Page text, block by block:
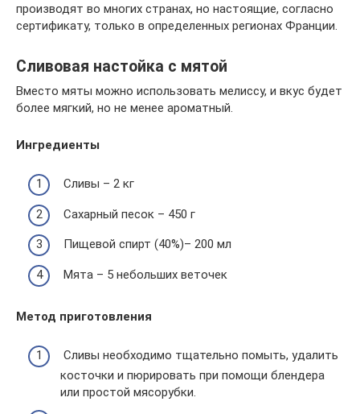
производят во многих странах, но настоящие, согласно
сертификату, только в определенных регионах Франции.
Сливовая настойка с мятой
Вместо мяты можно использовать мелиссу, и вкус будет
более мягкий, но не менее ароматный.
Ингредиенты
Сливы – 2 кг
Сахарный песок – 450 г
Пищевой спирт (40%)– 200 мл
Мята – 5 небольших веточек
Метод приготовления
Сливы необходимо тщательно помыть, удалить
косточки и пюрировать при помощи блендера
или простой мясорубки.